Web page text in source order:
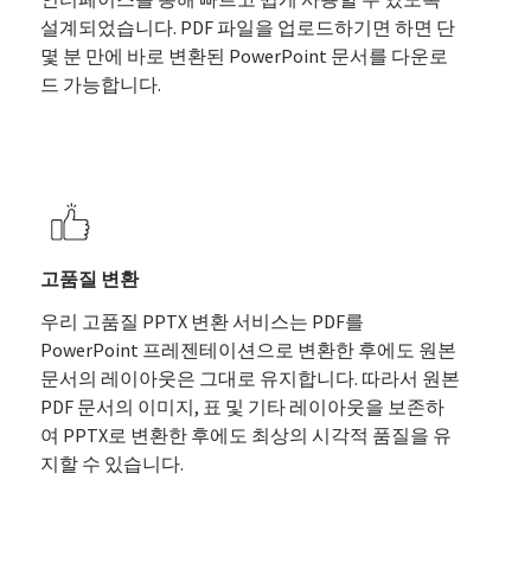
설계되었습니다. PDF 파일을 업로드하기면 하면 단
몇 분 만에 바로 변환된 PowerPoint 문서를 다운로
드 가능합니다.
고품질 변환
우리 고품질 PPTX 변환 서비스는 PDF를
PowerPoint 프레젠테이션으로 변환한 후에도 원본
문서의 레이아웃은 그대로 유지합니다. 따라서 원본
PDF 문서의 이미지, 표 및 기타 레이아웃을 보존하
여 PPTX로 변환한 후에도 최상의 시각적 품질을 유
지할 수 있습니다.